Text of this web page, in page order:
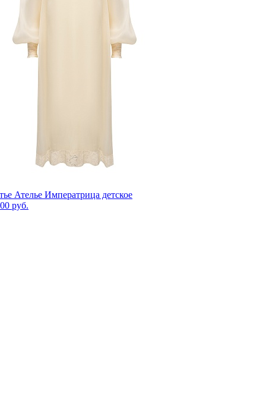
Ателье Императрица детское
руб.